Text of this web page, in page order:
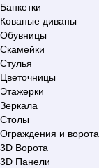
Банкетки
Кованые диваны
Обувницы
Скамейки
Стулья
Цветочницы
Этажерки
Зеркала
Столы
Ограждения и ворота
3D Ворота
3D Панели